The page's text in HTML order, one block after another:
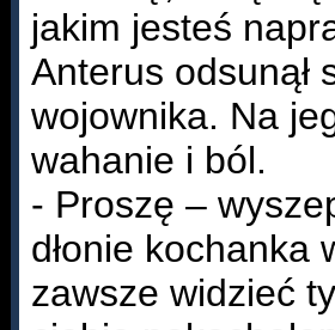
jakim jesteś
Anterus odsunął
wojownika. Na
wahanie i ból.
- Proszę –
dłonie kochanka
zawsze widzieć